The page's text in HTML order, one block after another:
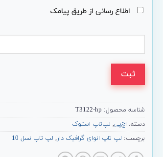
اطلاع رسانی از طریق پیامک
ثبت
شناسه محصول: T3122-hp
دسته: اچ‌پی, لپ‌تاپ استوک
برچسب: لپ تاپ انوای گرافیک دار, لپ تاپ نسل 10